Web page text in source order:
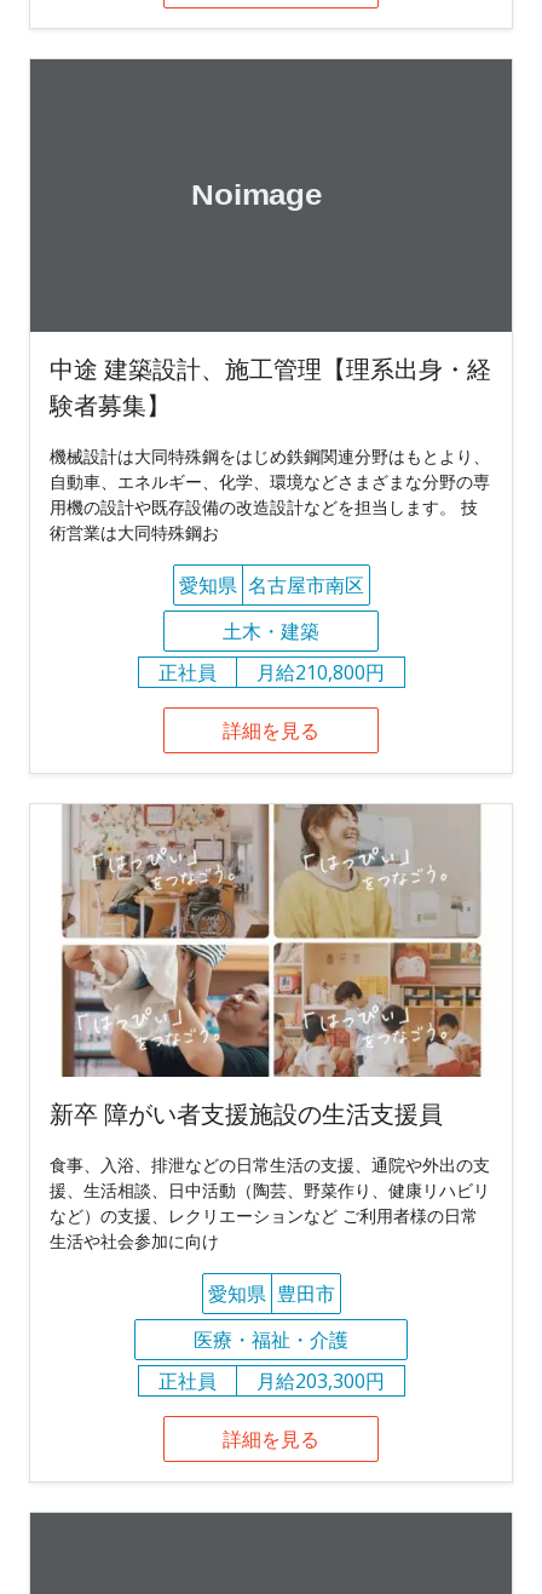
中途 建築設計、施工管理【理系出身・経
験者募集】
機械設計は大同特殊鋼をはじめ鉄鋼関連分野はもとより、
自動車、エネルギー、化学、環境などさまざまな分野の専
用機の設計や既存設備の改造設計などを担当します。 技
術営業は大同特殊鋼お
愛知県 名古屋市南区
土木・建築
正社員
月給210,800円
詳細を見る
新卒 障がい者支援施設の生活支援員
食事、入浴、排泄などの日常生活の支援、通院や外出の支
援、生活相談、日中活動（陶芸、野菜作り、健康リハビリ
など）の支援、レクリエーションなど ご利用者様の日常
生活や社会参加に向け
愛知県 豊田市
医療・福祉・介護
正社員
月給203,300円
詳細を見る